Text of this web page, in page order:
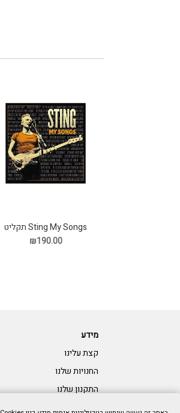
Sting My Songs תקליט
₪190.00
מידע
קצת עלינו
החנויות שלנו
התקנון שלנו
צרו קשר: